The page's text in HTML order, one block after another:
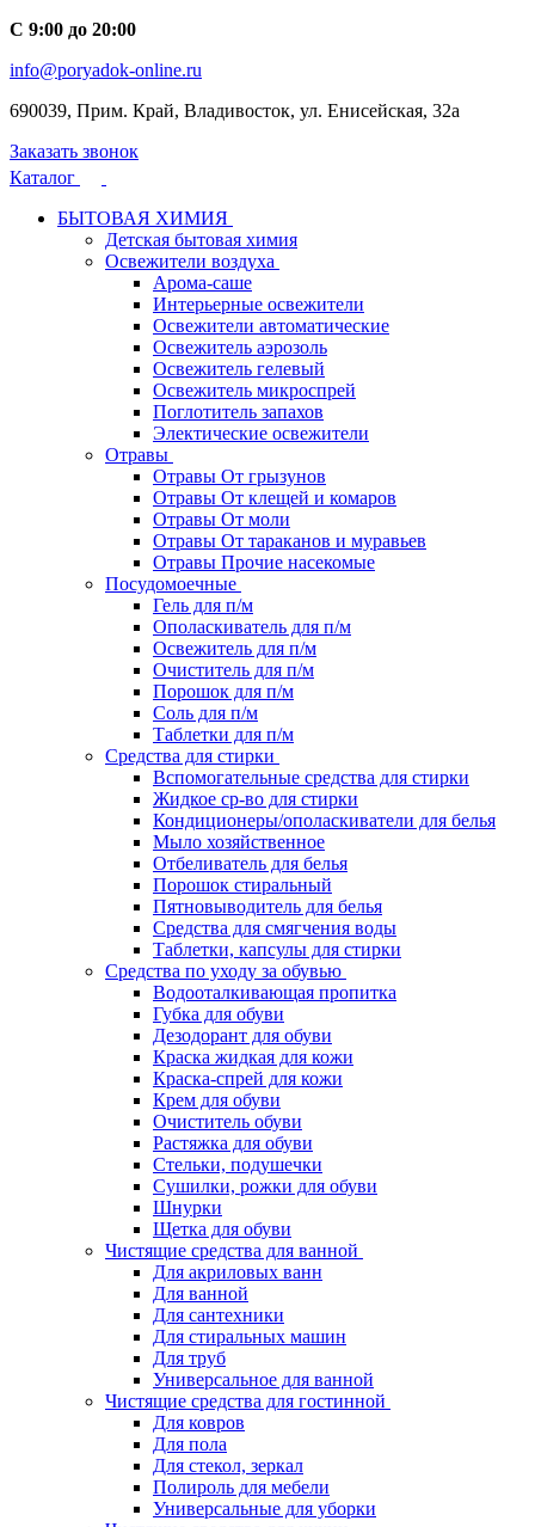
С 9:00 до 20:00
info@poryadok-online.ru
690039, Прим. Край, Владивосток, ул. Енисейская, 32а
Заказать звонок
Каталог
БЫТОВАЯ ХИМИЯ
Детская бытовая химия
Освежители воздуха
Арома-саше
Интерьерные освежители
Освежители автоматические
Освежитель аэрозоль
Освежитель гелевый
Освежитель микроспрей
Поглотитель запахов
Электические освежители
Отравы
Отравы От грызунов
Отравы От клещей и комаров
Отравы От моли
Отравы От тараканов и муравьев
Отравы Прочие насекомые
Посудомоечные
Гель для п/м
Ополаскиватель для п/м
Освежитель для п/м
Очиститель для п/м
Порошок для п/м
Соль для п/м
Таблетки для п/м
Средства для стирки
Вспомогательные средства для стирки
Жидкое ср-во для стирки
Кондиционеры/ополаскиватели для белья
Мыло хозяйственное
Отбеливатель для белья
Порошок стиральный
Пятновыводитель для белья
Средства для смягчения воды
Таблетки, капсулы для стирки
Средства по уходу за обувью
Водооталкивающая пропитка
Губка для обуви
Дезодорант для обуви
Краска жидкая для кожи
Краска-спрей для кожи
Крем для обуви
Очиститель обуви
Растяжка для обуви
Стельки, подушечки
Сушилки, рожки для обуви
Шнурки
Щетка для обуви
Чистящие средства для ванной
Для акриловых ванн
Для ванной
Для сантехники
Для стиральных машин
Для труб
Универсальное для ванной
Чистящие средства для гостинной
Для ковров
Для пола
Для стекол, зеркал
Полироль для мебели
Универсальные для уборки